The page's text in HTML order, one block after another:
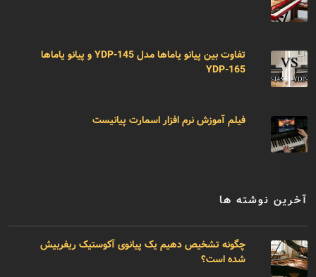
تفاوت بین پیانو یاماها مدل YDP-145 و پیانو یاماها
YDP-165
فیلم آموزش نرم افزار اسمارت پیانیست
آخرین نوشته ها
چگونه تشخیص دهیم یک پیانوی آکوستیک ریفربیش
شده است؟